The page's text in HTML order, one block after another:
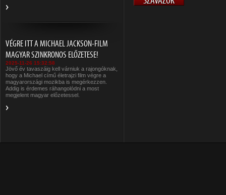
VÉGRE ITT A MICHAEL JACKSON-FILM
MAGYAR SZINKRONOS ELŐZETESE!
2025-11-26 15:32:58
Jövő év tavaszáig kell várniuk a rajongóknak,
hogy a Michael című életrajzi film végre a
magyarországi mozikba is megérkezzen.
Addig is érdemes ráhangolódni a most
megjelent magyar előzetessel.